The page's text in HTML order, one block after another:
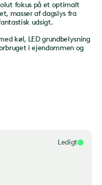
fokus på et optimalt
masser af dagslys fra
udsigt.
køl, LED grundbelysning
i ejendommen og
Ledigt